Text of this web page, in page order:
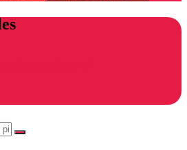
Control Camaro”